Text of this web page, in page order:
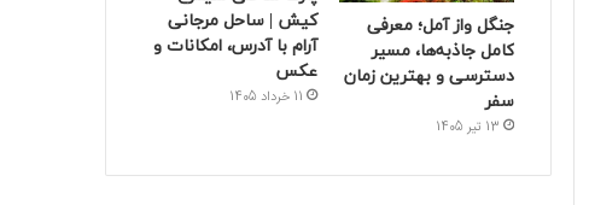
جنگل واز آمل؛ معرفی
کامل جاذبه‌ها، مسیر
دسترسی و بهترین زمان
سفر
13 تیر 1405
کیش | ساحل مرجانی
آرام با آدرس، امکانات و
عکس
11 خرداد 1405